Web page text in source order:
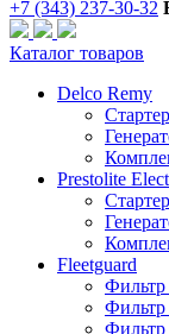
+7 (343) 237-30-32
Каталог товаров
Delco Remy
Prestolite
Fleetguard